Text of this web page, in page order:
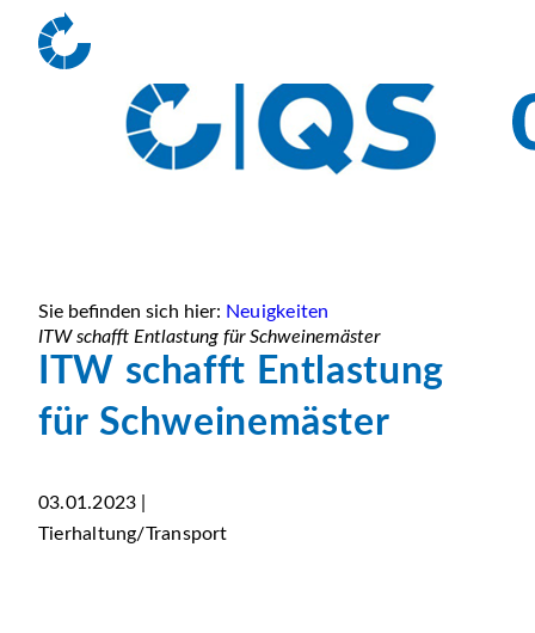
Sie befinden sich hier: Neuigkeiten
ITW schafft Entlastung für Schweinemäster
ITW schafft Entlastung
für Schweinemäster
03.01.2023 |
Tierhaltung/Transport